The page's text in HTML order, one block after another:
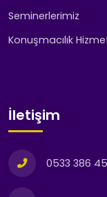
Seminerlerimiz
Konuşmacılık
İletişim
0533 386